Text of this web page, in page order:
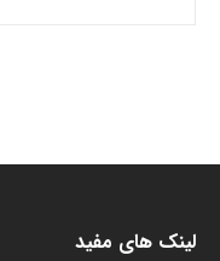
لینک های مفید